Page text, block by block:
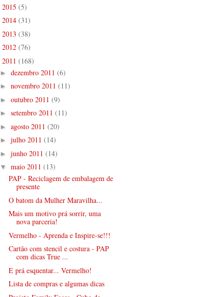
2015 (5)
2014 (31)
2013 (38)
2012 (76)
2011 (168)
► dezembro 2011 (6)
► novembro 2011 (11)
► outubro 2011 (9)
► setembro 2011 (11)
► agosto 2011 (20)
► julho 2011 (14)
► junho 2011 (14)
▼ maio 2011 (13)
PAP - Reciclagem de embalagem de
presente
O batom da Mulher Maravilha...
Mais um motivo prá sorrir, uma
nova parceria!
Vermelho - Aprenda e Inspire-se!!!
Cartão com stencil e costura - PAP
com dicas True ...
E prá esquentar... Vermelho!
Lista de compras e algumas dicas